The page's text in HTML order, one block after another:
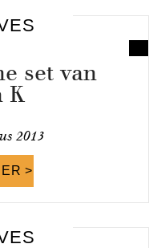
set van
K
2013
>